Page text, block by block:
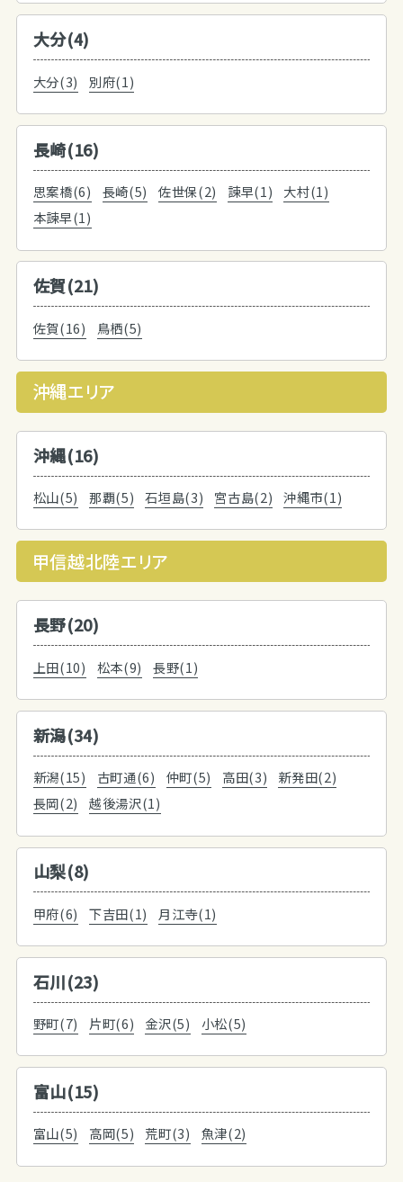
大分(4)
大分(3) 別府(1)
長崎(16)
思案橋(6) 長崎(5) 佐世保(2) 諫早(1)
大村(1)
本諫早(1)
佐賀(21)
佐賀(16) 鳥栖(5)
沖縄エリア
沖縄(16)
松山(5) 那覇(5) 石垣島(3) 宮古島(2) 沖縄市(1)
甲信越北陸エリア
長野(20)
上田(10) 松本(9) 長野(1)
新潟(34)
新潟(15) 古町通(6) 仲町(5) 高田(3)
新発田(2)
長岡(2)
越後湯沢(1)
山梨(8)
甲府(6) 下吉田(1) 月江寺(1)
石川(23)
野町(7) 片町(6) 金沢(5) 小松(5)
富山(15)
富山(5) 高岡(5) 荒町(3) 魚津(2)